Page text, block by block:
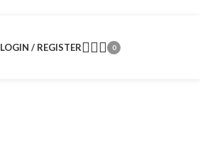
LOGIN / REGISTER 0